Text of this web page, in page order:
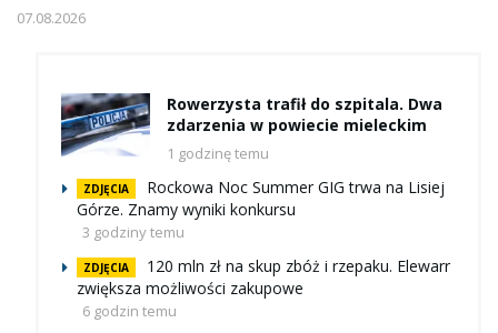
07.08.2026
Rowerzysta trafił do szpitala. Dwa
zdarzenia w powiecie mieleckim
1 godzinę temu
ZDJĘCIA
Rockowa Noc Summer GIG trwa na Lisiej
Górze. Znamy wyniki konkursu
3 godziny temu
ZDJĘCIA
120 mln zł na skup zbóż i rzepaku. Elewarr
zwiększa możliwości zakupowe
6 godzin temu